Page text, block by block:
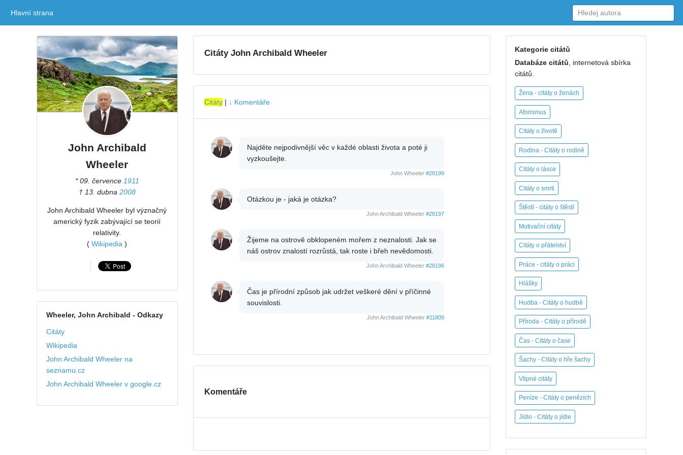
Hlavní strana
John Archibald
Wheeler
* 09. července 1911
† 13. dubna 2008
John Archibald Wheeler byl význačný
americký fyzik zabývající se teorií
relativity.
(Wikipedia )
Wheeler, John Archibald - Odkazy
Citáty
Wikipedia
John Archibald Wheeler na
seznamu.cz
John Archibald Wheeler v google.cz
Citáty John Archibald Wheeler
Citáty| ↓ Komentáře
Najděte nejpodivnější věc v každé oblasti života a poté ji
vyzkoušejte.
John Wheeler #28199
Otázkou je - jaká je otázka?
John Archibald Wheeler #28197
Žijeme na ostrově obklopeném mořem z neznalosti. Jak se
náš ostrov znalostí rozrůstá, tak roste i břeh nevědomosti.
John Archibald Wheeler #28196
Čas je přírodní způsob jak udržet veškeré dění v příčinné
souvislosti.
John Archibald Wheeler #11809
Komentáře
Kategorie citátů
Databáze citátů , internetová sbírka
citátů.
Žena - citáty o ženách
Aforismus
Citáty o životě
Rodina - Citáty o rodině
Citáty o lásce
Citáty o smrti
Štěstí - citáty o štěstí
Motivační citáty
Citáty o přátelství
Práce - citáty o práci
Hlášky
Hudba - Citáty o hudbě
Příroda - Citáty o přírodě
Čas - Citáty o čase
Šachy - Citáty o hře šachy
Vtipné citáty
Peníze - Citáty o penězích
Jídlo - Citáty o jídle